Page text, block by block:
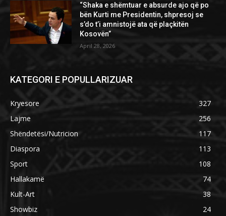
“Shaka e shëmtuar e absurde ajo që po
bën Kurti me Presidentin, shpresoj se
s’do t’i amnistojë ata që plaçkitën
Kosovën”
April 28, 2026
KATEGORI E POPULLARIZUAR
Kryesore
327
Lajme
256
Shëndetësi/Nutricion
117
Diaspora
113
Sport
108
Hallakamë
74
Kult-Art
38
Showbiz
24